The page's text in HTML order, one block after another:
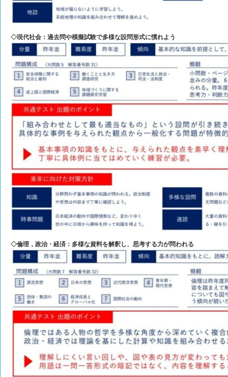
◇現代社会：過去問や模擬試験で多様な設問形式に慣れよう
◇倫理，政治・経済：多様な資料を解釈し、思考する力が問われる